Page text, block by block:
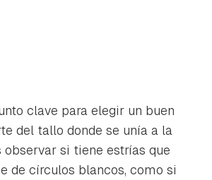
clave para elegir un buen
del tallo donde se unía a la
si tiene estrías que
de círculos blancos, como si